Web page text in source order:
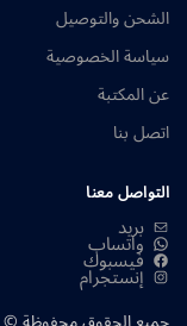
الشحن والتوصيل
سياسة الخصوصية
عن المكتبة
اتصل بنا
التواصل معنا
بريد
واتساب
فيسبوك
إنستجرام